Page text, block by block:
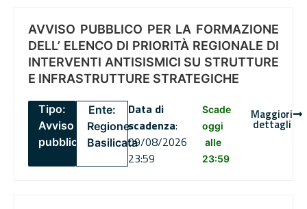
AVVISO PUBBLICO PER LA FORMAZIONE
DELL’ ELENCO DI PRIORITÀ REGIONALE DI
INTERVENTI ANTISISMICI SU STRUTTURE
E INFRASTRUTTURE STRATEGICHE
Tipo:
Avviso
pubblico
Ente:
Regione
Basilicata
Data di
scadenza:
09/08/2026
23:59
Scade
oggi
alle
23:59
Maggiori
dettagli